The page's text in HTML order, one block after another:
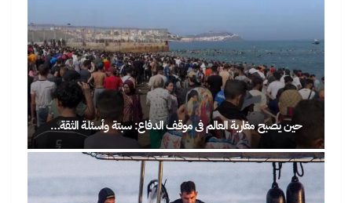
حين يصبح مغاربة العالم في موقف الدفاع: سبتة وأسئلة الثقة…